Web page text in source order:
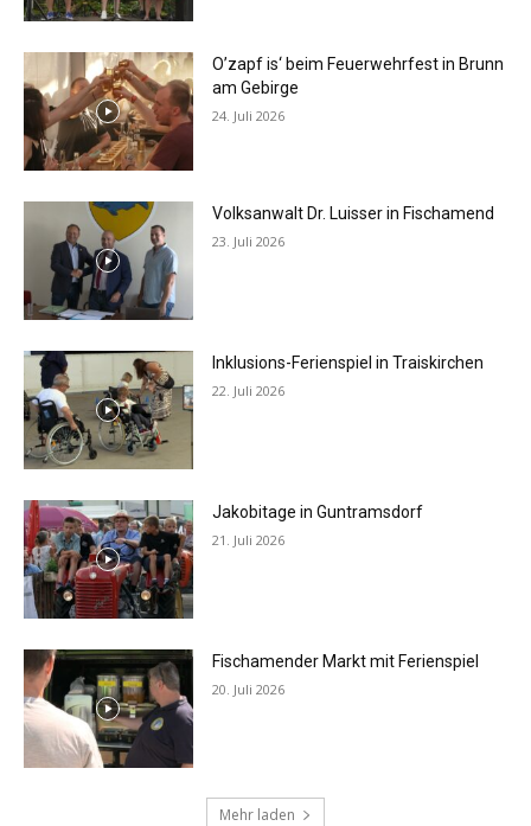
O’zapf is‘ beim Feuerwehrfest in Brunn
am Gebirge
24. Juli 2026
Volksanwalt Dr. Luisser in Fischamend
23. Juli 2026
Inklusions-Ferienspiel in Traiskirchen
22. Juli 2026
Jakobitage in Guntramsdorf
21. Juli 2026
Fischamender Markt mit Ferienspiel
20. Juli 2026
Mehr laden